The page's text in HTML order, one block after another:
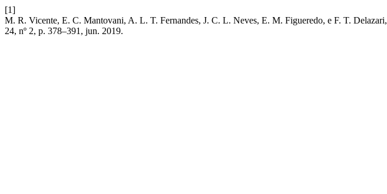
[1]
M. R. Vicente, E. C. Mantovani, A. L. T. Fernandes, J. C. L. Neves, E. M. Figueredo, e F. T.
24, nº 2, p. 378–391, jun. 2019.